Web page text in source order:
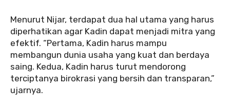
‎‎Menurut Nijar, terdapat dua hal utama yang harus
diperhatikan agar Kadin dapat menjadi mitra yang
efektif. “Pertama, Kadin harus mampu
membangun dunia usaha yang kuat dan berdaya
saing. Kedua, Kadin harus turut mendorong
terciptanya birokrasi yang bersih dan transparan,”
ujarnya.